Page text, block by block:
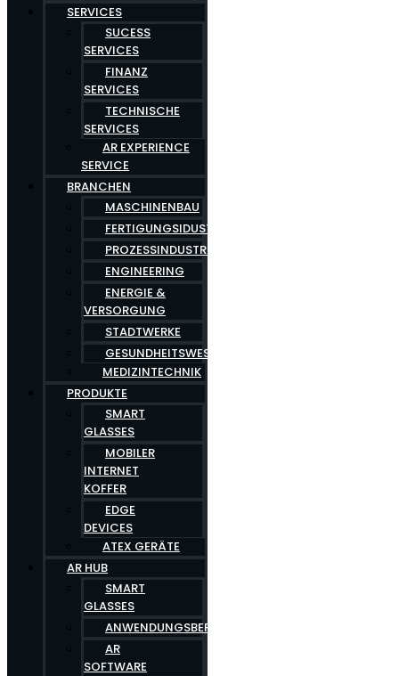
SERVICES
SUCESS
SERVICES
FINANZ
SERVICES
TECHNISCHE
SERVICES
AR EXPERIENCE
SERVICE
BRANCHEN
MASCHINENBAU
FERTIGUNGSIDUSTRIE
PROZESSINDUSTRIE
ENGINEERING
ENERGIE &
VERSORGUNG
STADTWERKE
GESUNDHEITSWESEN
MEDIZINTECHNIK
PRODUKTE
SMART
GLASSES
MOBILER
INTERNET
KOFFER
EDGE
DEVICES
ATEX GERÄTE
AR HUB
SMART
GLASSES
ANWENDUNGSBEREICHE
AR
SOFTWARE